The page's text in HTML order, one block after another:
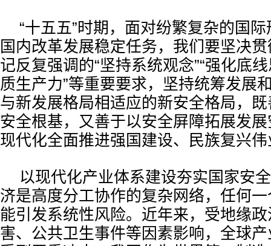
“十五五”时期，面对纷繁复杂的国
国内改革发展稳定任务，我们要坚决
记反复强调的“坚持系统观念”“强化底
质生产力”等重要要求，坚持统筹发展
与新发展格局相适应的新安全格局，
安全根基，又善于以安全屏障拓展发
现代化全面推进强国建设、民族复兴
以现代化产业体系建设夯实国家安
济是高度分工协作的复杂网络，任何
能引发系统性风险。近年来，受地缘
害、公共卫生事件等因素影响，全球